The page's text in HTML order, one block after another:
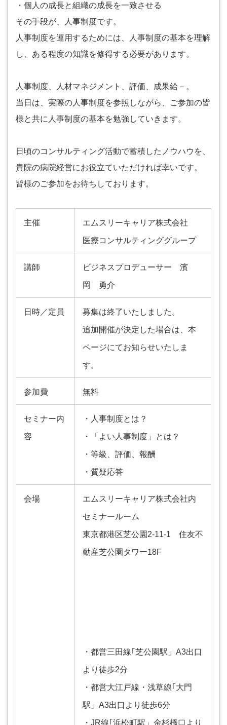
・個人の成長と組織の成長を一致させる
その手段が、人事制度です。
人事制度を運用するためには、人事制度の基本を理解
し、ある程度の知識を修得する必要があります。
人事制度、人材マネジメント、評価、成果給－。
当日は、実際の人事制度を参照しながら、ご参加の皆
様と共に人事制度の基本を勉強していきます。
日頃のコンサルティング活動で蓄積したノウハウを、
貴院の病院経営にお役立ていただければ幸いです。
皆様のご参加をお待ちしております。
主催 エムスリーキャリア株式会社
医療コンサルティンググループ
講師 ビジネスプロデューサー 濱
岡 勇介
日時／定員 募集は終了いたしました。
追加開催が決定した場合は、本
ページにてお知らせいたしま
す。
参加費 無料
セミナー内
容
・人事制度とは？
・「よい人事制度」とは？
・等級、評価、報酬
・質疑応答
会場 エムスリーキャリア株式会社内
セミナールーム
東京都港区芝公園2-11-1 住友不
動産芝公園タワー18F
・都営三田線｢芝公園駅」A3出口
より徒歩2分
・都営大江戸線・浅草線｢大門
駅」A3出口より徒歩6分
・JR線｢浜松町駅」金杉橋口より